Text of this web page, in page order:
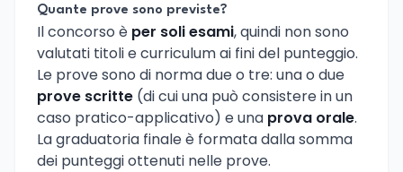
Quante prove sono previste?
Il concorso è per soli esami, quindi non sono
valutati titoli e curriculum ai fini del punteggio.
Le prove sono di norma due o tre: una o due
prove scritte (di cui una può consistere in un
caso pratico-applicativo) e una prova orale.
La graduatoria finale è formata dalla somma
dei punteggi ottenuti nelle prove.